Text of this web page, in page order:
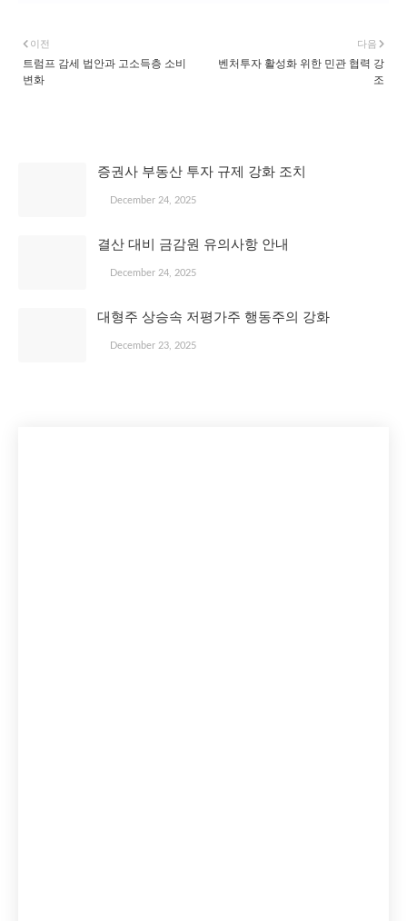
다음
벤처투자 활성화 위한 민관 협력 강
조
이전
트럼프 감세 법안과 고소득층 소비
변화
증권사 부동산 투자 규제 강화 조치
December 24, 2025
결산 대비 금감원 유의사항 안내
December 24, 2025
대형주 상승속 저평가주 행동주의 강화
December 23, 2025